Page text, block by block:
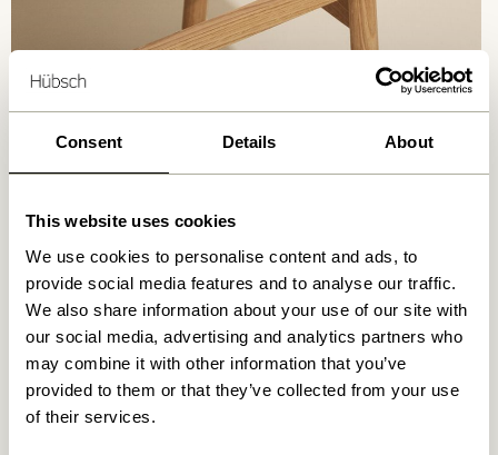
Consent Details About
This website uses cookies
We use cookies to personalise content and ads, to
provide social media features and to analyse our traffic.
We also share information about your use of our site with
our social media, advertising and analytics partners who
may combine it with other information that you’ve
provided to them or that they’ve collected from your use
of their services.
inspektioner udføres af uafhængige organisationer,
at få FSC-certificering skal en skov forvaltes på en
miljømæssig passende, socialt gavnlig og økonomisk
bæredygtig måde. Det er det, der gør FSC-systemet
unikt og sikrer, at en skov er godt styret mod
beskyttelsen af indfødte folks rettigheder til
metoderne til at fælde træer. Skove, der opfylder disse
strenge standarder, får FSC-certificering og tømmeret